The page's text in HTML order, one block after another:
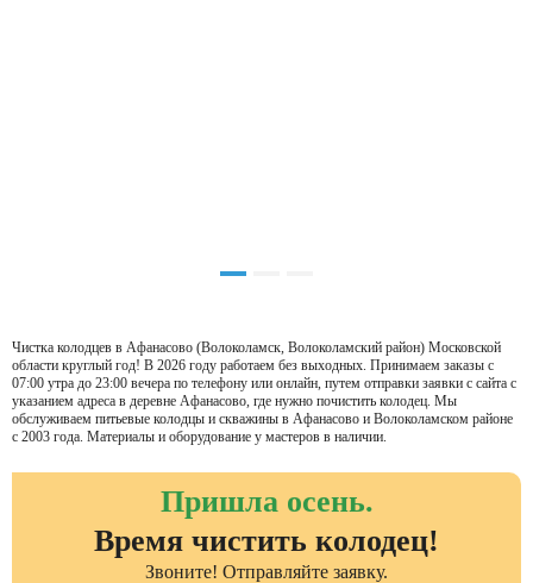
Чистка колодцев в Афанасово (Волоколамск, Волоколамский район) Московской
области круглый год! В 2026 году работаем без выходных. Принимаем заказы с
07:00 утра до 23:00 вечера по телефону или онлайн, путем отправки заявки с сайта с
указанием адреса в деревне Афанасово, где нужно почистить колодец. Мы
обслуживаем питьевые колодцы и скважины в Афанасово и Волоколамском районе
с 2003 года. Материалы и оборудование у мастеров в наличии.
Пришла осень.
Время чистить колодец!
Звоните! Отправляйте заявку.